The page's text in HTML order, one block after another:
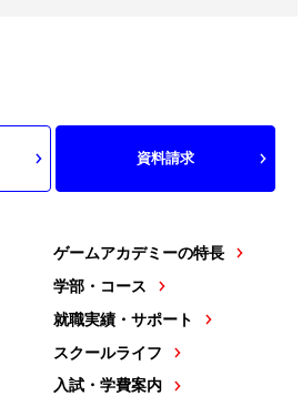
ゲームアカデミーの特長
学部・コース
就職実績・サポート
スクールライフ
入試・学費案内
資料請求